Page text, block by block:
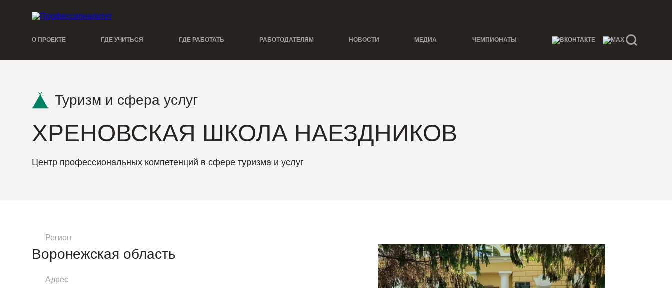
О ПРОЕКТЕ ГДЕ УЧИТЬСЯ ГДЕ РАБОТАТЬ РАБОТОДАТЕЛЯМ НОВОСТИ МЕДИА ЧЕМПИОНАТЫ
Туризм и сфера услуг
ХРЕНОВСКАЯ ШКОЛА НАЕЗДНИКОВ
Центр профессиональных компетенций в сфере туризма и услуг
Регион
Воронежская область
Адрес